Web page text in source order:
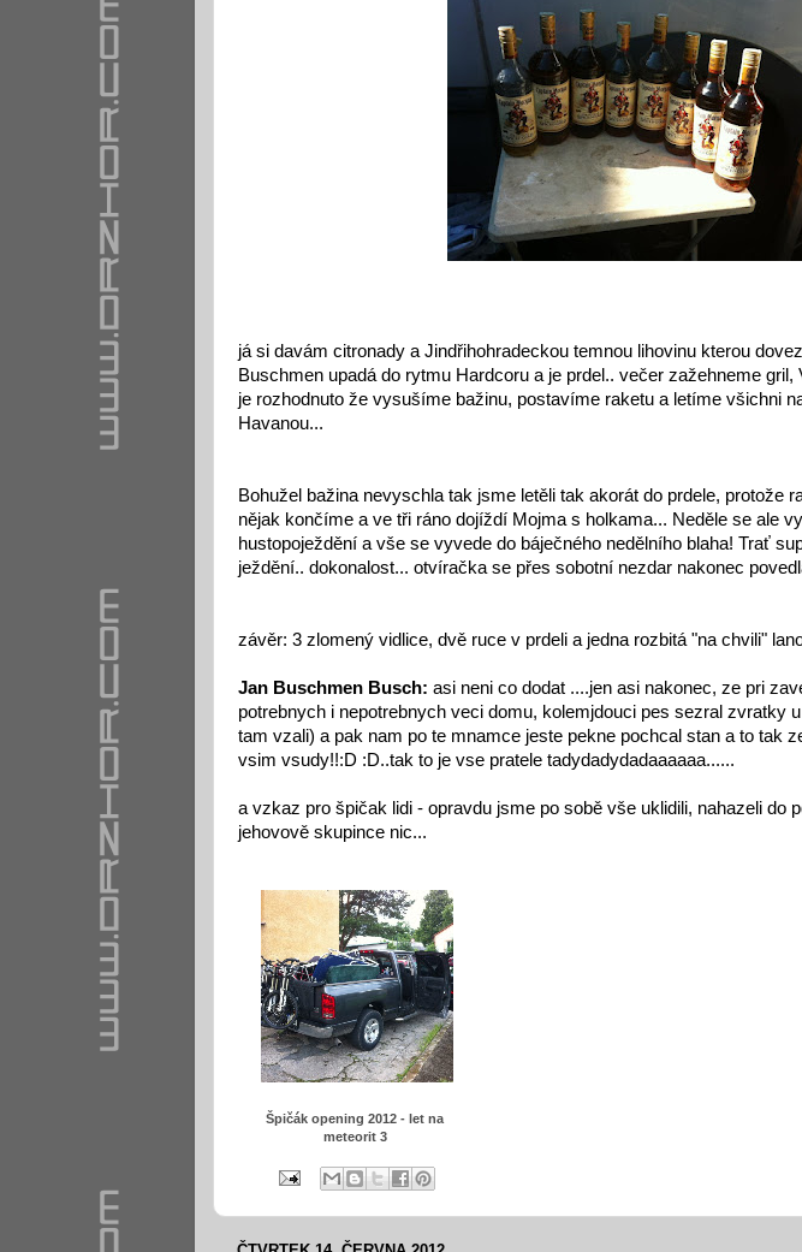
já si davám citronady a Jindřihohradeckou temnou lihovinu kterou
Buschmen upadá do rytmu Hardcoru a je prdel.. večer zažehneme gril,
je rozhodnuto že vysušíme bažinu, postavíme raketu a letíme všichni
Havanou...
Bohužel bažina nevyschla tak jsme letěli tak akorát do prdele, protože
nějak končíme a ve tři ráno dojíždí Mojma s holkama... Neděle se ale
hustopoježdění a vše se vyvede do báječného nedělního blaha! Trať
ježdění.. dokonalost... otvíračka se přes sobotní nezdar nakonec
závěr: 3 zlomený vidlice, dvě ruce v prdeli a jedna rozbitá "na chvili"
Jan Buschmen Busch: asi neni co dodat ....jen asi nakonec, ze pri
potrebnych i nepotrebnych veci domu, kolemjdouci pes sezral zvratky
tam vzali) a pak nam po te mnamce jeste pekne pochcal stan a to tak
vsim vsudy!!:D :D..tak to je vse pratele tadydadydadaaaaaa......
a vzkaz pro špičak lidi - opravdu jsme po sobě vše uklidili, nahazeli do
jehovově skupince nic...
Špičák opening 2012 - let na
meteorit 3